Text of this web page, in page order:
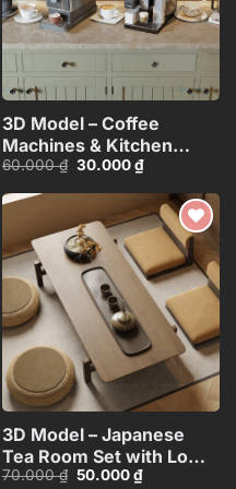
3D Model – Coffee
Machines & Kitchen
Appliances for Interior
Design_ID114383246
60.000₫ Giá
là:
30.000₫Giá
hiện
tại
30.000 ₫.
Add to
wishlist
3D Model – Japanese
Tea Room Set with Low
Table and
70.000₫ Giá
50.000₫Giá